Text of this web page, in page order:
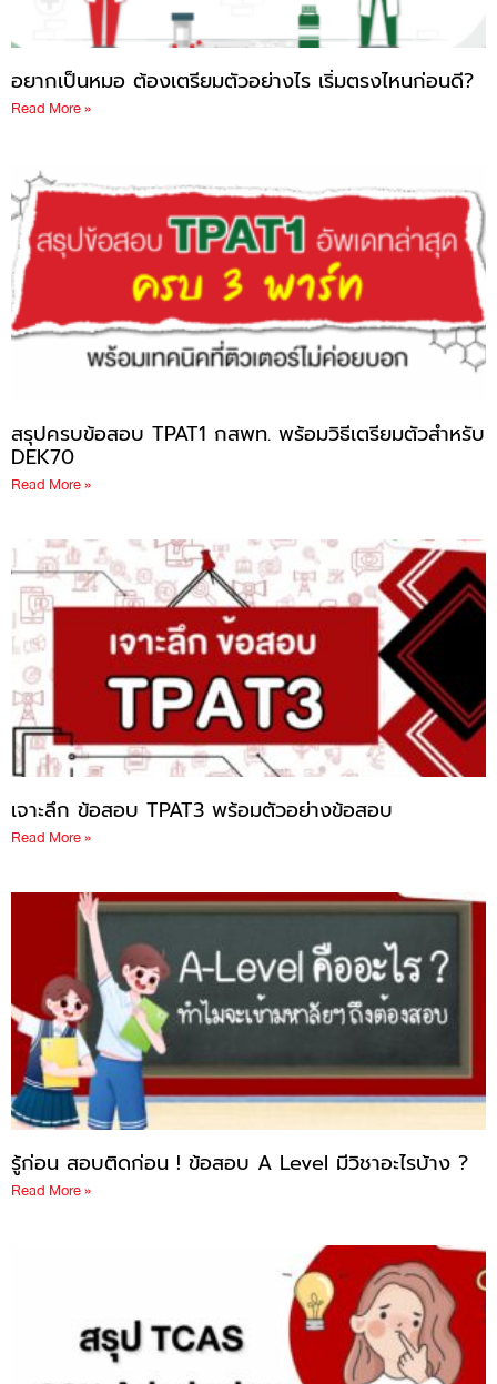
อยากเป็นหมอ ต้องเตรียมตัวอย่างไร เริ่มตรงไหนก่อนดี?
Read More »
สรุปครบข้อสอบ TPAT1 กสพท. พร้อมวิธีเตรียมตัวสำหรับ
DEK70
Read More »
เจาะลึก ข้อสอบ TPAT3 พร้อมตัวอย่างข้อสอบ
Read More »
รู้ก่อน สอบติดก่อน ! ข้อสอบ A Level มีวิชาอะไรบ้าง ?
Read More »